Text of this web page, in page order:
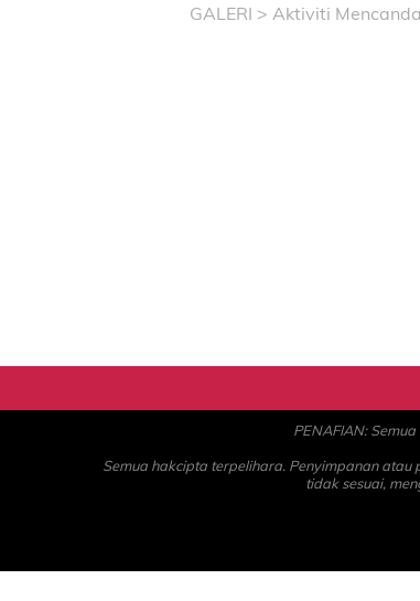
GALERI > Aktiviti
PENAFIAN:
Semua hakcipta terpelihara. Penyimpanan
tidak sesuai,